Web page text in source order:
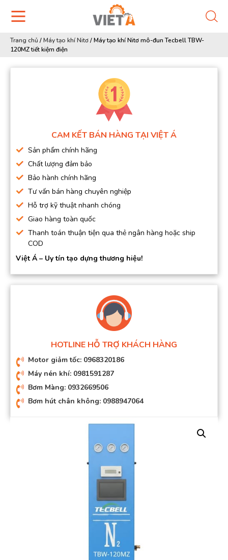
Trang chủ /Máy tạo khí Nitơ/Máy tạo khí Nitơ mô-đun Tecbell TBW-
120MZ tiết kiệm điện
CAM KẾT BÁN HÀNG TẠI VIỆT Á
Sản phẩm chính hãng
Chất lượng đảm bảo
Bảo hành chính hãng
Tư vấn bán hàng chuyên nghiệp
Hỗ trợ kỹ thuật nhanh chóng
Giao hàng toàn quốc
Thanh toán thuận tiện qua thẻ ngân hàng hoặc ship
COD
Việt Á – Uy tín tạo dựng thương hiệu!
HOTLINE HỖ TRỢ KHÁCH HÀNG
Motor giảm tốc: 0968320186
Máy nén khí: 0981591287
Bơm Màng: 0932669506
Bơm hút chân không: 0988947064